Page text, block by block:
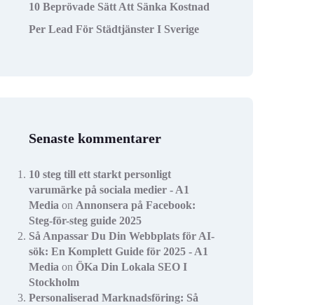
10 Beprövade Sätt Att Sänka Kostnad
Per Lead För Städtjänster I Sverige
Senaste kommentarer
10 steg till ett starkt personligt
varumärke på sociala medier - A1
Media on Annonsera på Facebook:
Steg-för-steg guide 2025
Så Anpassar Du Din Webbplats för AI-
sök: En Komplett Guide för 2025 - A1
Media on ÖKa Din Lokala SEO I
Stockholm
Personaliserad Marknadsföring: Så